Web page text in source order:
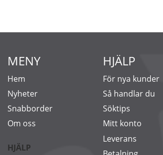
MENY
Hem
Nyheter
Snabborder
Om oss
HJÄLP
HJÄLP
För nya kunder
Så handlar du
Söktips
Mitt konto
Leverans